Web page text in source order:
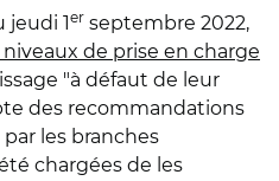
jeudi 1er septembre 2022,
niveaux de prise en charge
"à défaut de leur
des recommandations
les branches
chargées de les